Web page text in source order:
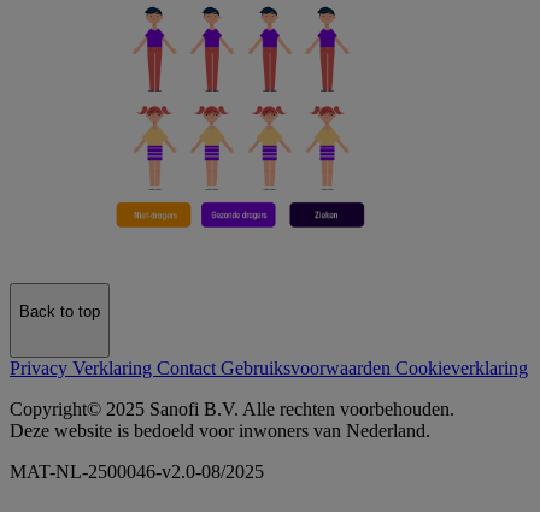
Back to top
Privacy Verklaring Contact Gebruiksvoorwaarden Cookieverklaring
Copyright© 2025 Sanofi B.V. Alle rechten voorbehouden.
Deze website is bedoeld voor inwoners van Nederland.
MAT-NL-2500046-v2.0-08/2025